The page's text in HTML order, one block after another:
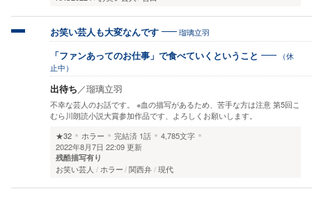
お笑い芸人も大変なんです 瑠璃立羽
「ファンあってのお仕事」で食べていくということ
（休
止中）
出待ち ／瑠璃立羽
不幸な芸人のお話です。 ※血の描写があるため、苦手な方は注意 第5回こ
むら川朗読小説大賞参加作品です、よろしくお願いします。
★32
ホラー 完結済 1話
4,785文字
2022年8月7日 22:09 更新
残酷描写有り
お笑い芸人 ホラー 関西弁 現代